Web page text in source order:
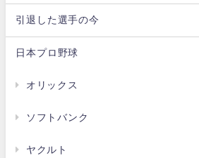
引退した選手の今
日本プロ野球
オリックス
ソフトバンク
ヤクルト